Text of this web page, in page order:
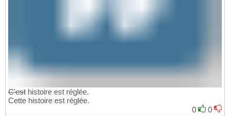
C'est histoire est réglée.
Cette histoire est réglée.
0
0